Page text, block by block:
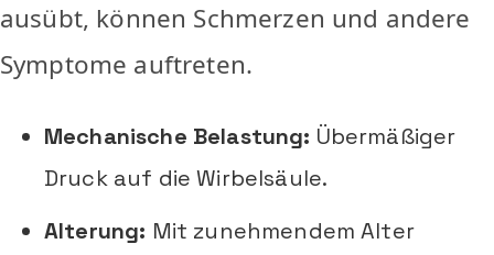
ausübt, können Schmerzen und andere
Symptome auftreten.
Mechanische Belastung: Übermäßiger
Druck auf die Wirbelsäule.
Alterung: Mit zunehmendem Alter